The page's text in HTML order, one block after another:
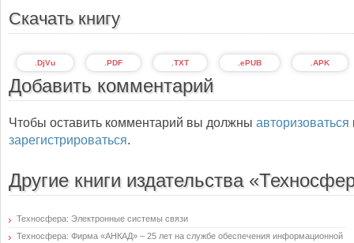
Скачать книгу
.APK
.ePUB
.TXT
.PDF
.DjVu
Добавить комментарий
Чтобы оставить комментарий вы должны авторизоваться
зарегистрироваться.
Другие книги издательства
Техносфера: Электронные системы связи
Техносфера: Фирма «АНКАД» – 25 лет на службе обеспечения информационной